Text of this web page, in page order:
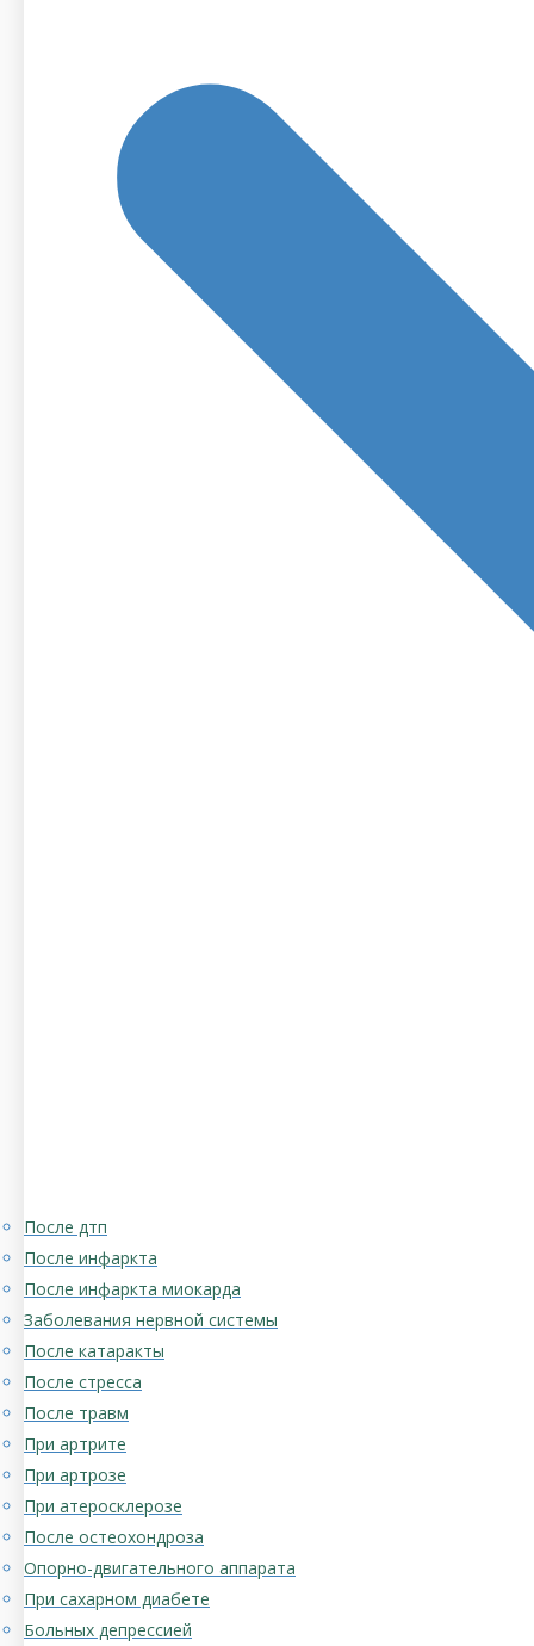
После дтп
После инфаркта
После инфаркта миокарда
Заболевания нервной системы
После катаракты
После стресса
После травм
При артрите
При артрозе
При атеросклерозе
После остеохондроза
Опорно-двигательного аппарата
При сахарном диабете
Больных депрессией